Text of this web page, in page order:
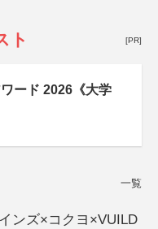
ト [PR]
ード 2026《大学
一覧
ンズ×コクヨ×VUILD